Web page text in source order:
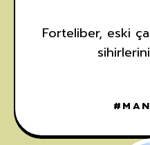
Forteliber, eski